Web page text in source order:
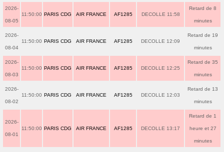
2026-
08-05
11:50:00 PARIS CDG AIR FRANCE AF1285 DECOLLE 11:58
Retard de 8
minutes
2026-
08-04
11:50:00 PARIS CDG AIR FRANCE AF1285 DECOLLE 12:09
Retard de 19
minutes
2026-
08-03
11:50:00 PARIS CDG AIR FRANCE AF1285 DECOLLE 12:25
Retard de 35
minutes
2026-
08-02
11:50:00 PARIS CDG AIR FRANCE AF1285 DECOLLE 12:03
Retard de 13
minutes
2026-
08-01
11:50:00 PARIS CDG AIR FRANCE AF1285 DECOLLE 13:17
Retard de 1
heure et 27
minutes